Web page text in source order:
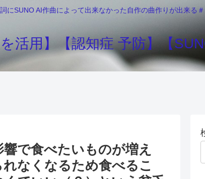
SUNO AI作曲によって出来なかった自作の曲作りが出来る
活用】【認知症 予防】【
で食べたいものが増え
なくなるため食べるこ